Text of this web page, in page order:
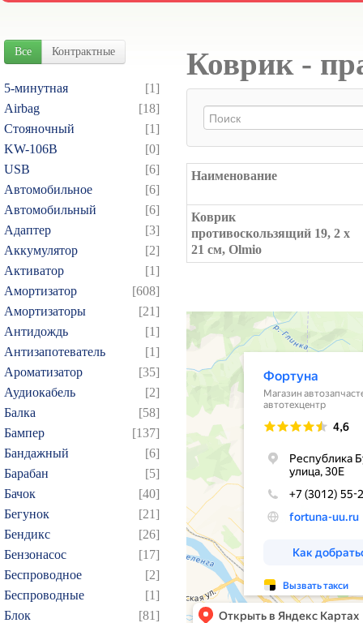
Все Контрактные
5-минутная
[1]
Airbag
[18]
Cтояночный
[1]
KW-106B
[0]
USB
[6]
Автомобильное
[6]
Автомобильный
[6]
Адаптер
[3]
Аккумулятор
[2]
Активатор
[1]
Амортизатор
[608]
Амортизаторы
[21]
Антидождь
[1]
Антизапотеватель
[1]
Ароматизатор
[35]
Аудиокабель
[2]
Балка
[58]
Бампер
[137]
Бандажный
[6]
Барабан
[5]
Бачок
[40]
Бегунок
[21]
Бендикс
[26]
Бензонасос
[17]
Беспроводное
[2]
Беспроводные
[1]
Блок
[81]
Коврик -
Наименование
Коврик
противоскользящий 19, 2 х
21 см, Olmio